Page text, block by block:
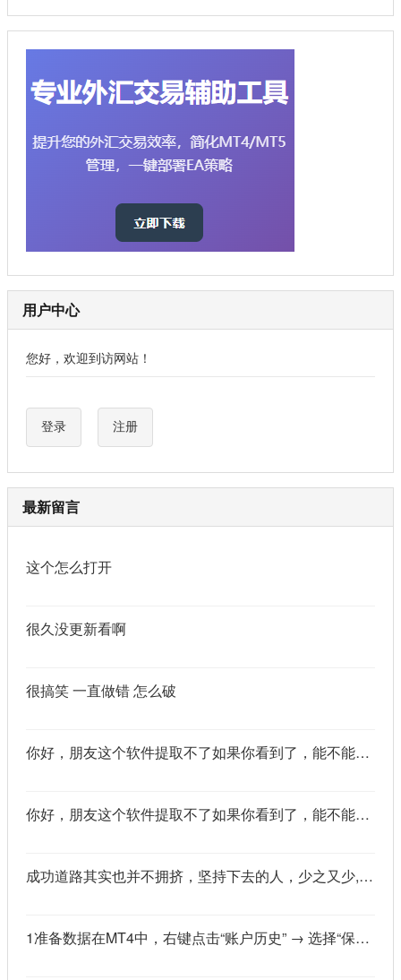
用户中心
您好，欢迎到访网站！
登录 注册
最新留言
这个怎么打开
很久没更新看啊
很搞笑 一直做错 怎么破
你好，朋友这个软件提取不了如果你看到了，能不能把这个纯净版的发我邮箱里不
你好，朋友这个软件提取不了如果你看到了，能不能把这个纯净版的发我邮箱里不
成功道路其实也并不拥挤，坚持下去的人，少之又少,说的真好
1准备数据在MT4中，右键点击“账户历史” → 选择“保存为详细户口结单” → 保存为一个HTML文件。用Excel打开这个HTML文件，或者打开它并复制全部内容，粘贴到一个空白Excel工作表中。2使用你的.xlsm文件打开你已经保存好的“MT4报表合并神器.xlsm”文件。将上一步中未处理的两行数据，复制并粘贴到这个.xlsm文件的第一个工作表中。3运行宏在Excel中，按快捷键 Alt + F8 打开“宏”对话框。选择名为 MergeMT4Statement_Ultimate 的宏，然后点击“执行”或“运行”。4完成宏运行后，你会发现原本错位成两行的数据，已经自动合并成一行了。